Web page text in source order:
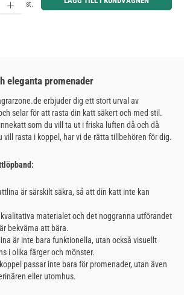
st.
eleganta promenader
erbjuder dig ett stort urval av
selar för att rasta din katt säkert och med stil.
som du vill ta ut i friska luften då och då
vill rasta i koppel, har vi de rätta tillbehören för dig.
är särskilt säkra, så att din katt inte kan
materialet och det noggranna utförandet
bekväma att bära.
är inte bara funktionella, utan också visuellt
i olika färger och mönster.
passar inte bara för promenader, utan även
eller utomhus.